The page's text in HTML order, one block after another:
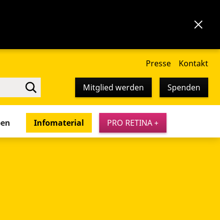
Presse Kontakt
Mitglied werden Spenden
Infomaterial PRO RETINA +